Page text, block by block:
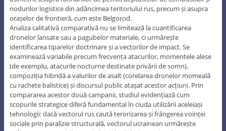
nodurilor logistice din adâncimea teritoriului rus, precum și asupra
orașelor de frontieră, cum este Belgorod.
Analiza calitativă comparativă nu se limitează la cuantificarea
dronelor lansate sau a pagubelor materiale, ci urmărește
identificarea tiparelor doctrinare și a vectorilor de impact. Se
examinează variabile precum frecvența atacurilor, momentele alese
(de exemplu, atacurile nocturne destinate privării de somn),
compoziția hibridă a valurilor de asalt (corelarea dronelor momeală
cu rachete balistice) și discursul public atașat acestor acțiuni. Prin
compararea acestor două campanii, studiul evidențiază cum
scopurile strategice diferă fundamental în ciuda utilizării aceleiași
tehnologii: dacă vectorul rus caută terorizarea și frângerea voinței
sociale prin paralizie structurală, vectorul ucrainean urmărește